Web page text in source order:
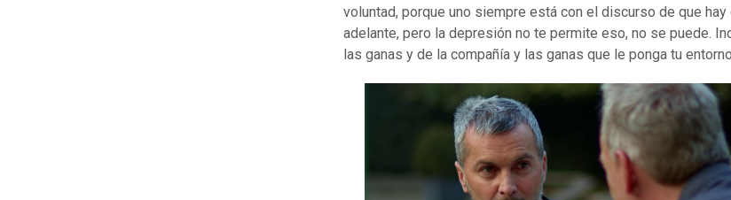
voluntad, porque uno siempre está con el discurso de que
adelante, pero la depresión no te permite eso, no se puede.
las ganas y de la compañía y las ganas que le ponga tu